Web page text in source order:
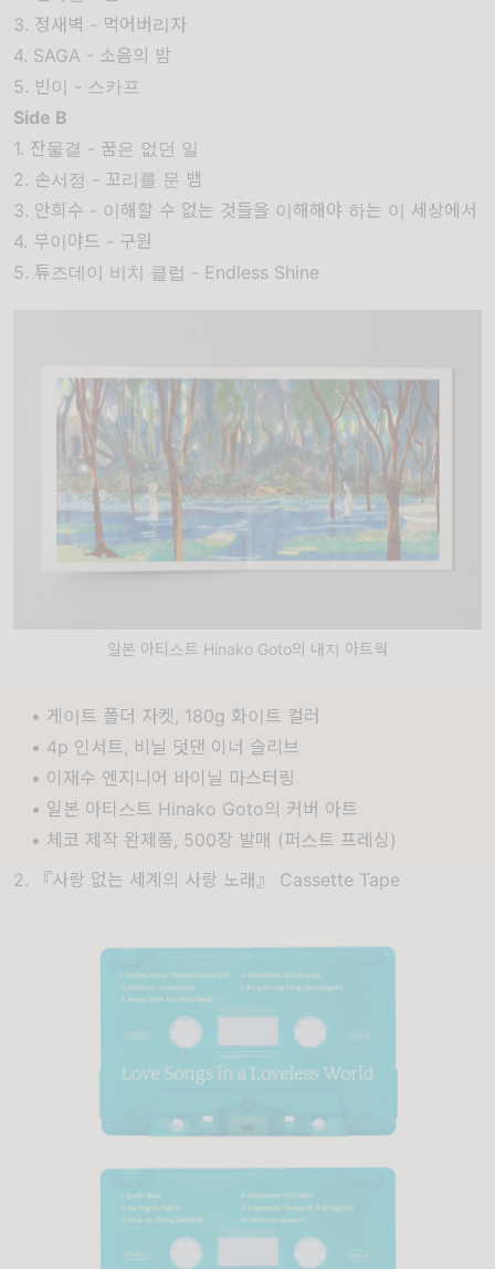
3. 정새벽 - 먹어버리자
4. SAGA - 소음의 밤
5. 빈이 - 스카프
Side B
1. 잔물결 - 꿈은 없던 일
2. 손서정 - 꼬리를 문 뱀
3. 안희수 - 이해할 수 없는 것들을 이해해야 하는 이 세상에서
4. 무이야드 - 구원
5. 튜즈데이 비치 클럽 - Endless Shine
일본 아티스트 Hinako Goto의 내지 아트웍
• 게이트 폴더 자켓, 180g 화이트 컬러
• 4p 인서트, 비닐 덧댄 이너 슬리브
• 이재수 엔지니어 바이닐 마스터링
• 일본 아티스트 Hinako Goto의 커버 아트
• 체코 제작 완제품, 500장 발매 (퍼스트 프레싱)
2. 『사랑 없는 세계의 사랑 노래』
Cassette Tape